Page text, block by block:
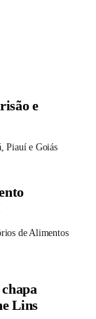
e
Piauí e Goiás
de Alimentos
Lins